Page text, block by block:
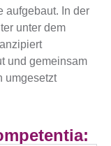
aufgebaut. In der
unter dem
und gemeinsam
umgesetzt